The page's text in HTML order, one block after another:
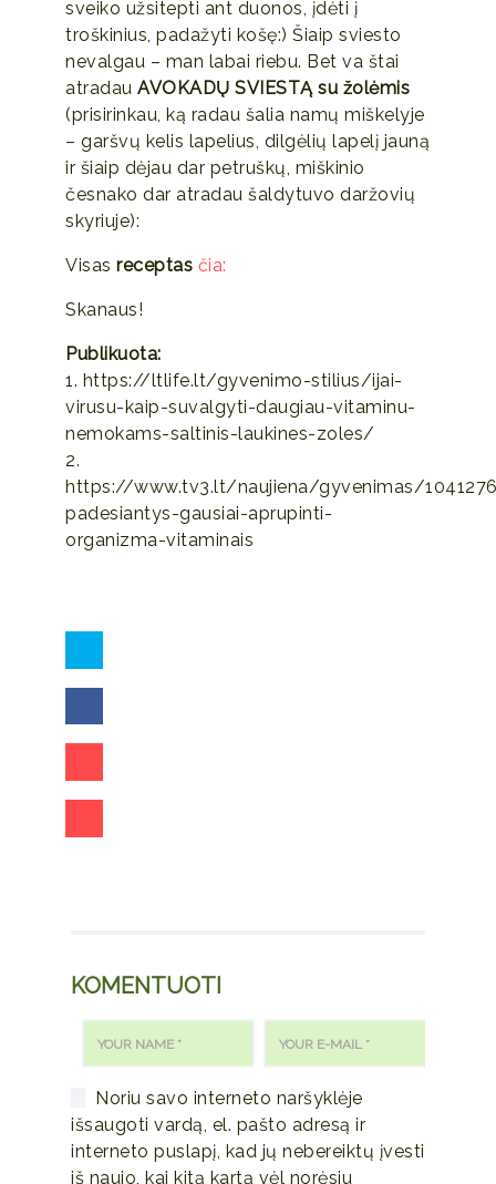
sveiko užsitepti ant duonos, įdėti į
troškinius, padažyti košę:) Šiaip sviesto
nevalgau – man labai riebu. Bet va štai
atradau AVOKADŲ SVIESTĄ su žolėmis
(prisirinkau, ką radau šalia namų miškelyje
– garšvų kelis lapelius, dilgėlių lapelį jauną
ir šiaip dėjau dar petruškų, miškinio
česnako dar atradau šaldytuvo daržovių
skyriuje):
Visas receptas čia:
Skanaus!
Publikuota:
1. https://ltlife.lt/gyvenimo-stilius/ijai-
virusu-kaip-suvalgyti-daugiau-vitaminu-
nemokams-saltinis-laukines-zoles/
2.
https://www.tv3.lt/naujiena/gyvenimas/
padesiantys-gausiai-aprupinti-
organizma-vitaminais
KOMENTUOTI
Noriu savo interneto naršyklėje
išsaugoti vardą, el. pašto adresą ir
interneto puslapį, kad jų nebereiktų įvesti
iš naujo, kai kitą kartą vėl norėsiu